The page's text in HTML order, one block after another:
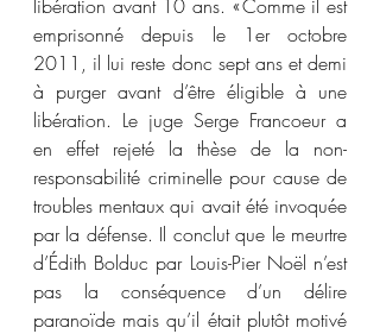
libération avant 10 ans. « Comme il est
emprisonné depuis le 1er octobre
2011, il lui reste donc sept ans et demi
à purger avant d’être éligible à une
libération. Le juge Serge Francoeur a
en effet rejeté la thèse de la non-
responsabilité criminelle pour cause de
troubles mentaux qui avait été invoquée
par la défense. Il conclut que le meurtre
d’Édith Bolduc par Louis-Pier Noël n’est
pas la conséquence d’un délire
paranoïde mais qu’il était plutôt motivé